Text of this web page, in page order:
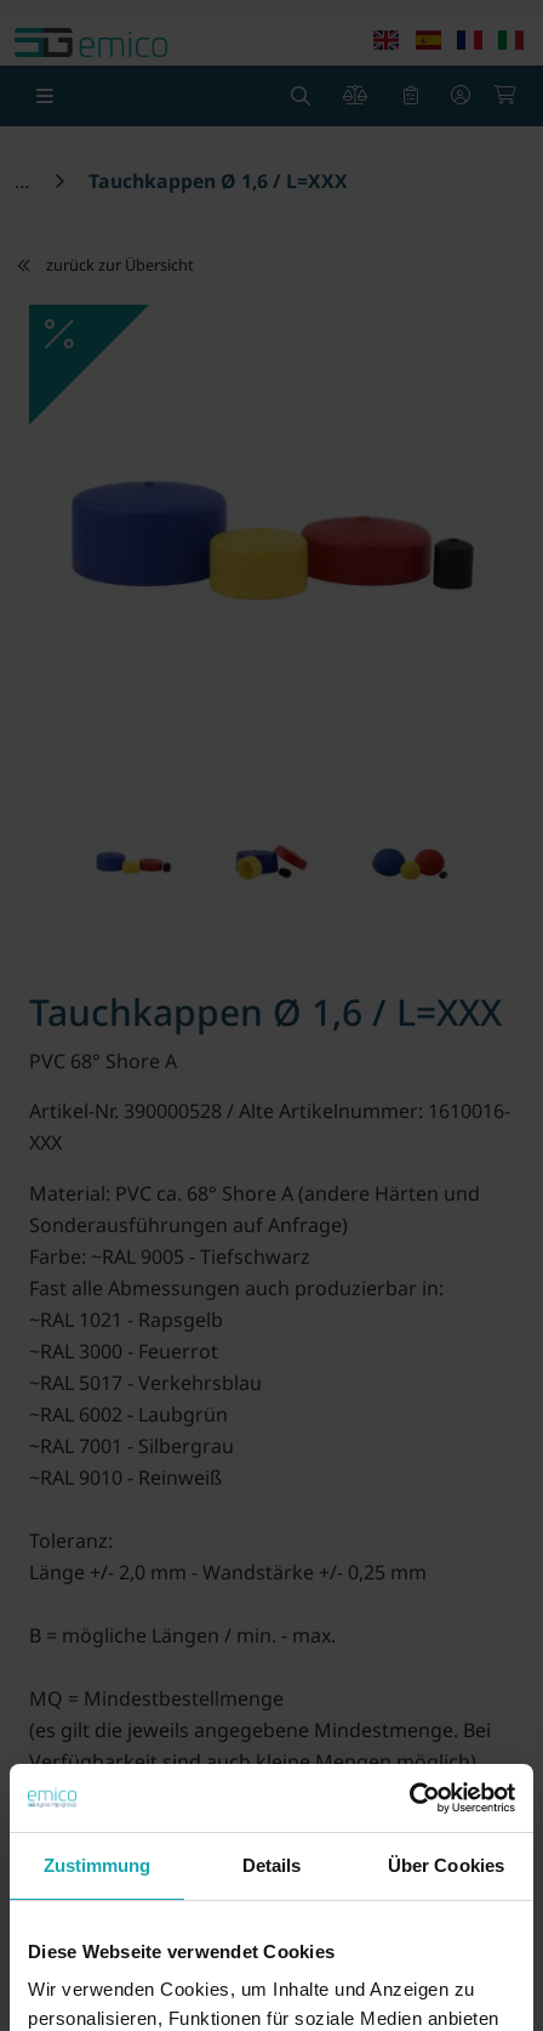
Zustimmung Details Über Cookies
Diese Webseite verwendet Cookies
Wir verwenden Cookies, um Inhalte und Anzeigen zu
personalisieren, Funktionen für soziale Medien anbieten
Tauchkappen Ø 1,6 / L=XXX
zurück zur Übersicht
Tauchkappen Ø 1,6 / L=XXX
PVC 68° Shore A
Artikel-Nr. 390000528 / Alte Artikelnummer: 1610016-
XXX
Material: PVC ca. 68° Shore A (andere Härten und
Sonderausführungen auf Anfrage)
Farbe: ~RAL 9005 - Tiefschwarz
Fast alle Abmessungen auch produzierbar in:
~RAL 1021 - Rapsgelb
~RAL 3000 - Feuerrot
~RAL 5017 - Verkehrsblau
~RAL 6002 - Laubgrün
~RAL 7001 - Silbergrau
~RAL 9010 - Reinweiß
Toleranz:
Länge +/- 2,0 mm - Wandstärke +/- 0,25 mm
B = mögliche Längen / min. - max.
MQ = Mindestbestellmenge
(es gilt die jeweils angegebene Mindestmenge. Bei
Verfügbarkeit sind auch kleine Mengen möglich)
XXX (B) = Länge in mm (Preise auf Anfrage) Beispiel:
35 JAHRE emico: Sichern Sie sich mind. 3,5 % Rabatt! (Der
Rabatt wird automatisch abgezogen)
Auf Anfrage